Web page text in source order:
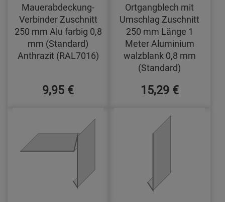
Mauerabdeckung-
Verbinder Zuschnitt
250 mm Alu farbig 0,8
mm (Standard)
Anthrazit (RAL7016)
9,95 €
Ortgangblech mit
Umschlag Zuschnitt
250 mm Länge 1
Meter Aluminium
walzblank 0,8 mm
(Standard)
15,29 €